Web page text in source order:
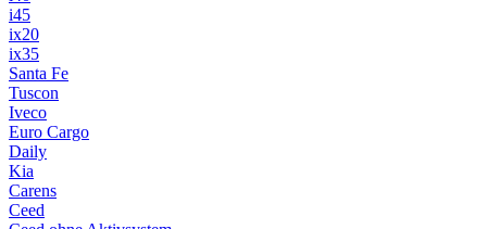
i45
ix20
ix35
Santa Fe
Tuscon
Iveco
Euro Cargo
Daily
Kia
Carens
Ceed